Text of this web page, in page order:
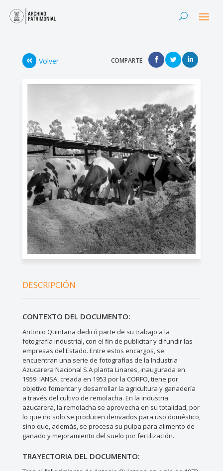
Volver COMPARTE
DESCRIPCIÓN
CONTEXTO DEL DOCUMENTO:
Antonio Quintana dedicó parte de su trabajo a la
fotografía industrial, con el fin de publicitar y difundir las
empresas del Estado. Entre estos encargos, se
encuentran una serie de fotografías de la Industria
Azucarera Nacional S.A planta Linares, inaugurada en
1959. IANSA, creada en 1953 por la CORFO, tiene por
objetivo fomentar y desarrollar la agricultura y ganadería
a través del cultivo de remolacha. En la industria
azucarera, la remolacha se aprovecha en su totalidad, por
lo que no solo se producen derivados para uso doméstico,
sino que, además, se procesa su pulpa para alimento de
ganado y mejoramiento del suelo por fertilización.
TRAYECTORIA DEL DOCUMENTO: